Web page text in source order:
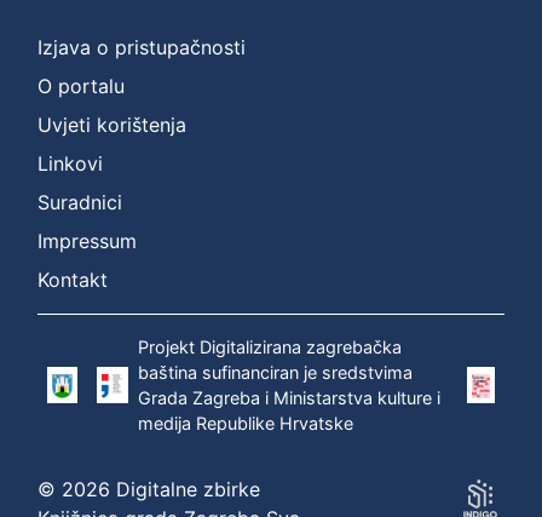
Izjava o pristupačnosti
O portalu
Uvjeti korištenja
Linkovi
Suradnici
Impressum
Kontakt
Projekt Digitalizirana zagrebačka
baština sufinanciran je sredstvima
Grada Zagreba i Ministarstva kulture i
medija Republike Hrvatske
© 2026 Digitalne zbirke